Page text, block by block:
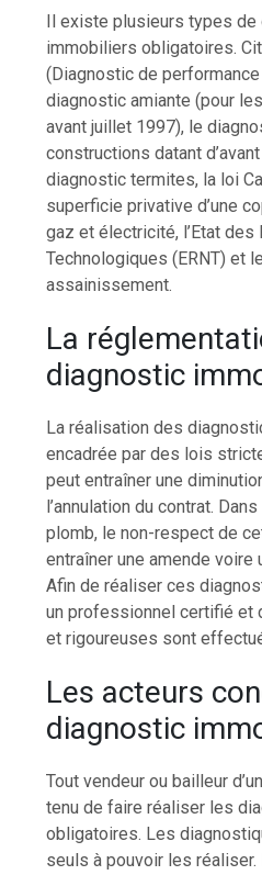
Il existe plusieurs types
immobiliers obligatoires.
(Diagnostic de
diagnostic amiante (pour
avant juillet 1997), le
constructions datant
diagnostic termites, la loi
superficie privative d’une
gaz et électricité, l’Etat
Technologiques (ERNT) et
assainissement.
La
diagnostic
La réalisation des
encadrée par des lois
peut entraîner une
l’annulation du contrat.
plomb, le non-respect de
entraîner une amende voire
Afin de réaliser ces
un professionnel certifié et
et rigoureuses sont
Les acteurs
diagnostic
Tout vendeur ou bailleur
tenu de faire réaliser les
obligatoires. Les
seuls à pouvoir les